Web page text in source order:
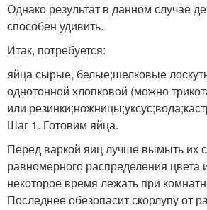
Однако результат в данном случае
способен удивить.
Итак, потребуется:
яйца сырые, белые;шелковые
однотонной хлопковой (можно
или
Шаг 1. Готовим яйца.
Перед варкой яиц лучше вымыть их
равномерного распределения цвета
некоторое время лежать при
Последнее обезопасит скорлупу от